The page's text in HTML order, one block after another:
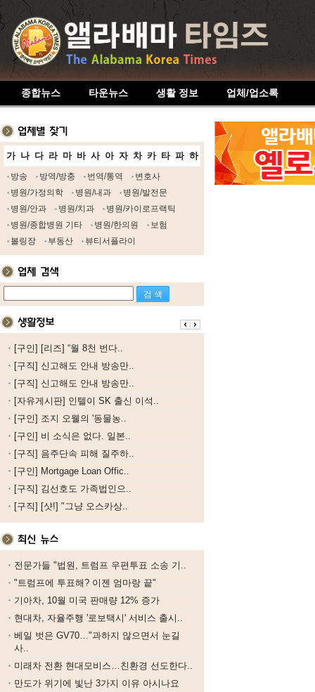
종합뉴스 타운뉴스 생활 정보 업체/업소록
가 나 다 라 마 바 사 아 자 차 카 타 파 하
방송 방역/방충 번역/통역
변호사
병원/가정의학
병원/내과
병원/발전문
병원/안과
병원/치과
병원/카이로프랙틱
병원/종합병원 기타
병원/한의원
보험
볼링장
부동산 뷰티서플라이
[구인] [리즈] “월 8천 번다..
[구직] 신고해도 안내 방송만..
[구직] 신고해도 안내 방송만..
[자유게시판] 인텔이 SK 출신 이석..
[구인] 조지 오웰의 '동물농..
[구인] 비 소식은 없다. 일본..
[구직] 음주단속 피해 질주하..
[구인] Mortgage Loan Offic..
[구직] 김선호도 가족법인으..
[구직] [샷!] "그냥 오스카상..
전문가들 "법원, 트럼프 우편투표 소송 기..
"트럼프에 투표해? 이젠 엄마랑 끝"
기아차, 10월 미국 판매량 12% 증가
현대차, 자율주행 '로보택시' 서비스 출시..
베일 벗은 GV70…"과하지 않으면서 눈길
사..
미래차 전환 현대모비스…친환경 선도한다..
만도가 위기에 빛난 3가지 이유 아시나요